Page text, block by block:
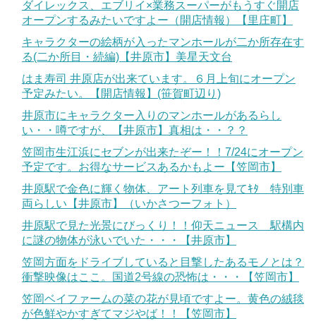
ダイレックス、エブリイ×業務スーパーがもうすぐ開店
オープンするみたいですよー（開店情報）【里庄町】
キャラクターの絵柄が入ったマンホールが二か所存在す
る(二か所目・続編)【井原市】美星天文台
はま寿司 井原店が出来ています。６月上旬にオープン
予定みたい。【開店情報】(笹賀町辺り)
井原市にキャラクター入りのマンホールがあるらし
い・・噂ですが、【井原市】真相は・・？？
笠岡市生江浜にセブンが出来たぞー！！7/24にオープン
予定です。お得なサービスあるかもよー【笠岡市】
井原駅で金色に輝く物体、アート列車を見てｷﾀ 特別車
両らしい【井原市】（いかさつーフォト）
井原駅で見た光景にびっくり！！仰天ニュース 駅構内
に謎の物体が泳いでいた・・・【井原市】
笠岡方面をドライブしていると目撃したあるモノとは？
衝撃映像はここ。国道2号線の恐怖は・・・【笠岡市】
笠岡ベイファームの菜の花が見頃ですよー。黄色の絨毯
が色鮮やかすぎてマジやば！！【笠岡市】